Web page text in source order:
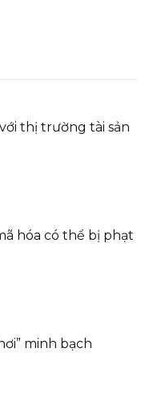
thị trường tài sản
hóa có thể bị phạt
minh bạch